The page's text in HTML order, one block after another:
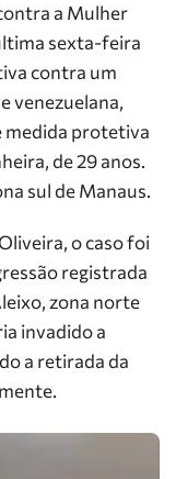
a Mulher
sexta-feira
contra um
venezuelana,
medida protetiva
de 29 anos.
sul de Manaus.
o caso foi
registrada
zona norte
invadido a
a retirada da